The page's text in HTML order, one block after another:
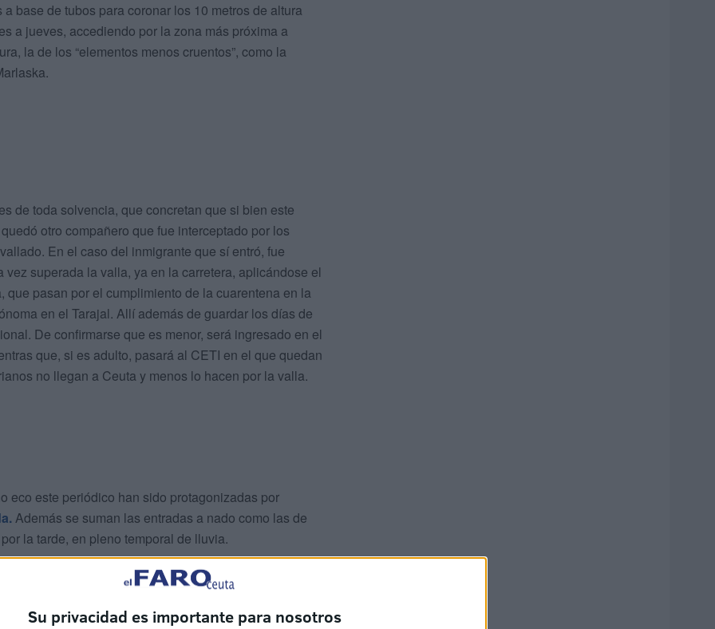
Su privacidad es importante para nosotros
a base de tubos para coronar los 10 metros de altura
a jueves, accediendo por la zona más próxima a
la de los “elementos menos cruentos”, como la
de toda solvencia, que concretan que si bien este
otro compañero que fue interceptado por los
En el caso del inmigrante que sí entró, fue
vez superada la valla, ya en la carretera, aplicándose el
pasan por el cumplimiento de la cuarentena en la
en el Tarajal. Allí además de guardar los días de
De confirmarse que es menor, será ingresado en el
que, si es adulto, pasará al CETI en el que quedan
no llegan a Ceuta y menos lo hacen por la valla.
eco este periódico han sido protagonizadas por
Además se suman las entradas a nado como las de
la tarde, en pleno temporal de lluvia.
pero es tal la desesperación, que sigue habiendo
de momento las entradas o los intentos de llevarse a